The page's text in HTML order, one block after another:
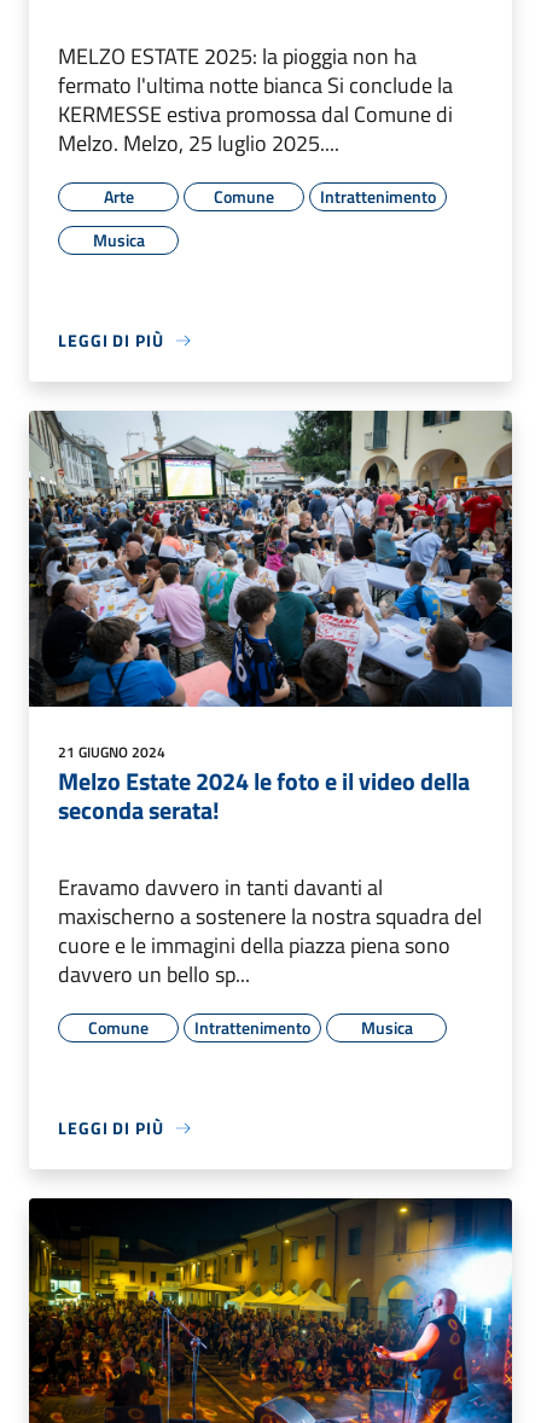
MELZO ESTATE 2025: la pioggia non ha
fermato l'ultima notte bianca Si conclude la
KERMESSE estiva promossa dal Comune di
Melzo. Melzo, 25 luglio 2025....
Arte Comune
Intrattenimento
Musica
LEGGI DI PIÙ
21 GIUGNO 2024
Melzo Estate 2024 le foto e il video della
seconda serata!
Eravamo davvero in tanti davanti al
maxischerno a sostenere la nostra squadra del
cuore e le immagini della piazza piena sono
davvero un bello sp...
Comune Intrattenimento Musica
LEGGI DI PIÙ